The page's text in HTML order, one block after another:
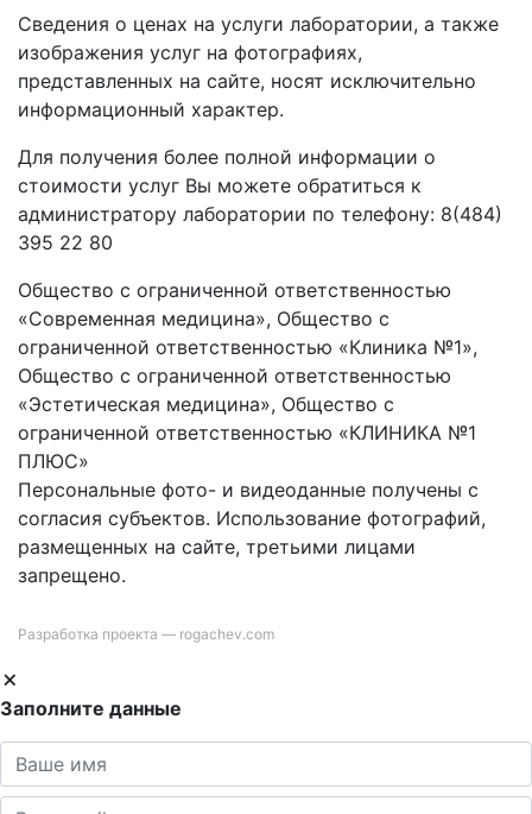
Сведения о ценах на услуги лаборатории, а также
изображения услуг на фотографиях,
представленных на сайте, носят исключительно
информационный характер.
Для получения более полной информации о
стоимости услуг Вы можете обратиться к
администратору лаборатории по телефону: 8(484)
395 22 80
Общество с ограниченной ответственностью
«Современная медицина», Общество с
ограниченной ответственностью «Клиника №1»,
Общество с ограниченной ответственностью
«Эстетическая медицина», Общество с
ограниченной ответственностью «КЛИНИКА №1
ПЛЮС»
Персональные фото- и видеоданные получены с
согласия субъектов. Использование фотографий,
размещенных на сайте, третьими лицами
запрещено.
Разработка проекта — rogachev.com
Заполните данные